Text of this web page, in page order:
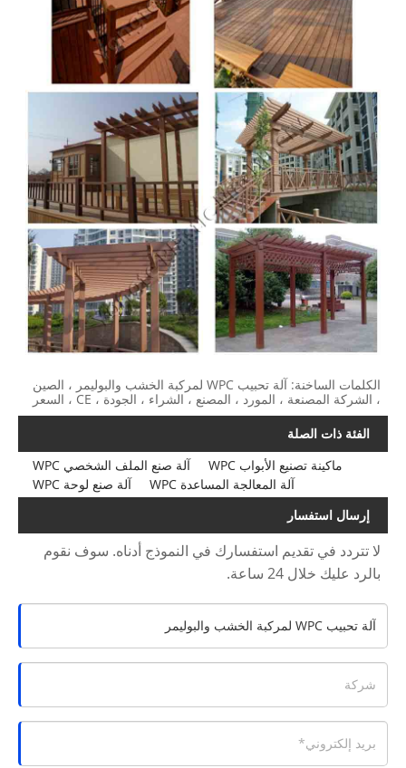
الكلمات الساخنة: آلة تحبيب WPC لمركبة الخشب والبوليمر ، الصين
، الشركة المصنعة ، المورد ، المصنع ، الشراء ، الجودة ، CE ، السعر
الفئة ذات الصلة
آلة صنع الملف الشخصي WPC
ماكينة تصنيع الأبواب WPC
آلة صنع لوحة WPC
آلة المعالجة المساعدة WPC
إرسال استفسار
لا تتردد في تقديم استفسارك في النموذج أدناه. سوف نقوم
بالرد عليك خلال 24 ساعة.